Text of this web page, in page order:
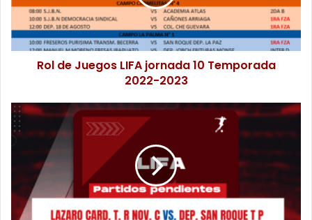
Rol de Juegos LIFA jornada 10 Temporada
2022-2023